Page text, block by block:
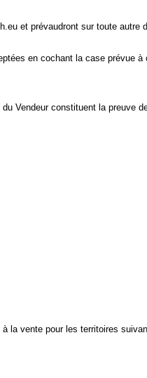
et prévaudront sur toute autre
en cochant la case
Vendeur constituent la preuve
la vente pour les territoires